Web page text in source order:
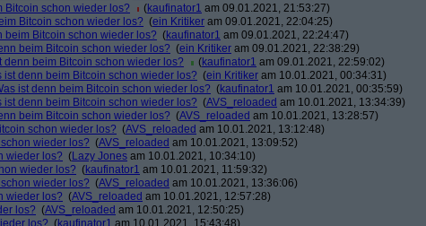
Bitcoin schon wieder los?
(kaufinator1 am 09.01.2021, 21:53:27)
Bitcoin schon wieder los? (ein Kritiker am 09.01.2021, 22:04:25)
beim Bitcoin schon wieder los? (kaufinator1 am 09.01.2021, 22:24:47)
beim Bitcoin schon wieder los? (ein Kritiker am 09.01.2021, 22:38:29)
denn beim Bitcoin schon wieder los?
(kaufinator1 am 09.01.2021, 22:59:02)
ist denn beim Bitcoin schon wieder los? (ein Kritiker am 10.01.2021, 00:34:31)
ist denn beim Bitcoin schon wieder los? (kaufinator1 am 10.01.2021, 00:35:59)
ist denn beim Bitcoin schon wieder los? (AVS_reloaded am 10.01.2021, 13:34:39)
beim Bitcoin schon wieder los? (AVS_reloaded am 10.01.2021, 13:28:57)
schon wieder los? (AVS_reloaded am 10.01.2021, 13:12:48)
wieder los? (AVS_reloaded am 10.01.2021, 13:09:52)
wieder los? (Lazy Jones am 10.01.2021, 10:34:10)
wieder los? (kaufinator1 am 10.01.2021, 11:59:32)
wieder los? (AVS_reloaded am 10.01.2021, 13:36:06)
wieder los? (AVS_reloaded am 10.01.2021, 12:57:28)
los? (AVS_reloaded am 10.01.2021, 12:50:25)
los? (kaufinator1 am 10.01.2021, 15:43:48)